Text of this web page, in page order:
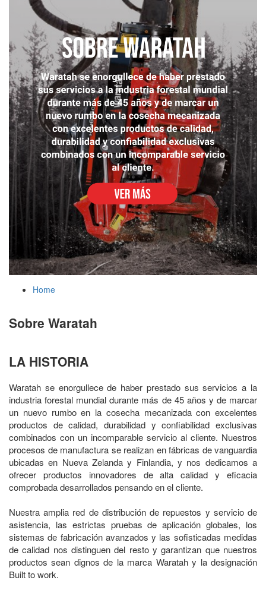
Home
Sobre Waratah
LA HISTORIA
Waratah se enorgullece de haber prestado sus servicios a la
industria forestal mundial durante más de 45 años y de marcar
un nuevo rumbo en la cosecha mecanizada con excelentes
productos de calidad, durabilidad y confiabilidad exclusivas
combinados con un incomparable servicio al cliente. Nuestros
procesos de manufactura se realizan en fábricas de vanguardia
ubicadas en Nueva Zelanda y Finlandia, y nos dedicamos a
ofrecer productos innovadores de alta calidad y eficacia
comprobada desarrollados pensando en el cliente.
Nuestra amplia red de distribución de repuestos y servicio de
asistencia, las estrictas pruebas de aplicación globales, los
sistemas de fabricación avanzados y las sofisticadas medidas
de calidad nos distinguen del resto y garantizan que nuestros
productos sean dignos de la marca Waratah y la designación
Built to work.